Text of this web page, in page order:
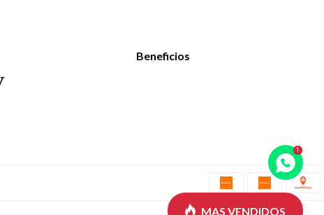
Beneficios
 MAS VENDIDOS